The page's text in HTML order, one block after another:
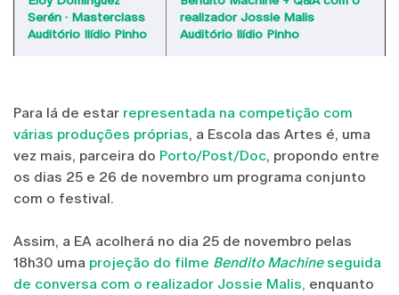
Serén · Masterclass
Auditório Ilídio Pinho
realizador Jossie Malis
Auditório Ilídio Pinho
Para lá de estar representada na competição com
várias produções próprias, a Escola das Artes é, uma
vez mais, parceira do Porto/Post/Doc, propondo entre
os dias 25 e 26 de novembro um programa conjunto
com o festival.
Assim, a EA acolherá no dia 25 de novembro pelas
18h30 uma projeção do filme Bendito Machineseguida
de conversa com o realizador Jossie Malis, enquanto